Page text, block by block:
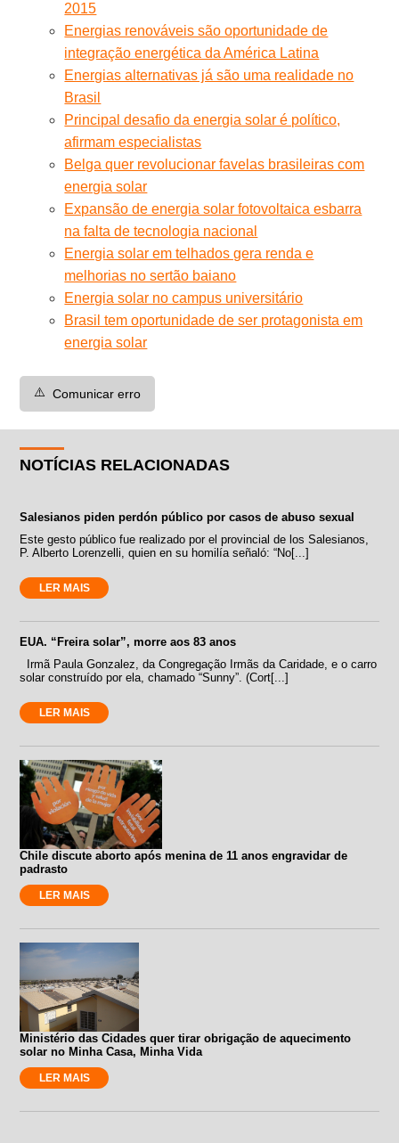
2015
Energias renováveis são oportunidade de
integração energética da América Latina
Energias alternativas já são uma realidade no
Brasil
Principal desafio da energia solar é político,
afirmam especialistas
Belga quer revolucionar favelas brasileiras com
energia solar
Expansão de energia solar fotovoltaica esbarra
na falta de tecnologia nacional
Energia solar em telhados gera renda e
melhorias no sertão baiano
Energia solar no campus universitário
Brasil tem oportunidade de ser protagonista em
energia solar
⚠️ Comunicar erro
NOTÍCIAS RELACIONADAS
Salesianos piden perdón público por casos de abuso sexual
Este gesto público fue realizado por el provincial de los Salesianos,
P. Alberto Lorenzelli, quien en su homilía señaló: “No[...]
LER MAIS
EUA. “Freira solar”, morre aos 83 anos
Irmã Paula Gonzalez, da Congregação Irmãs da Caridade, e o carro
solar construído por ela, chamado “Sunny”. (Cort[...]
LER MAIS
Chile discute aborto após menina de 11 anos engravidar de
padrasto
LER MAIS
Ministério das Cidades quer tirar obrigação de aquecimento
solar no Minha Casa, Minha Vida
LER MAIS